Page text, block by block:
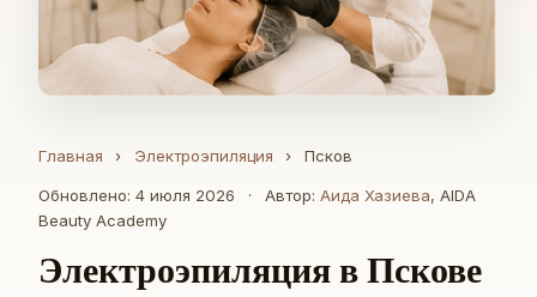
Главная › Электроэпиляция › Псков
Обновлено: 4 июля 2026 · Автор:Аида Хазиева, AIDA
Beauty Academy
Электроэпиляция в Пскове